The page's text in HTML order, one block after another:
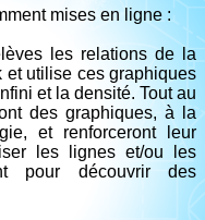
mises en ligne :
les relations de la
et utilise ces graphiques
et la densité. Tout au
des graphiques, à la
et renforceront leur
les lignes et/ou les
pour découvrir des